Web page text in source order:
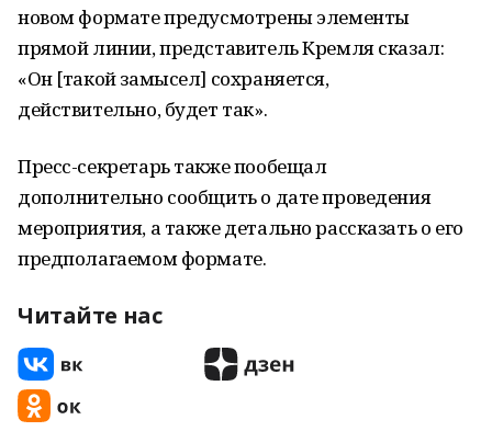
новом формате предусмотрены элементы
прямой линии, представитель Кремля сказал:
«Он [такой замысел] сохраняется,
действительно, будет так».
Пресс-секретарь также пообещал
дополнительно сообщить о дате проведения
мероприятия, а также детально рассказать о его
предполагаемом формате.
Читайте нас